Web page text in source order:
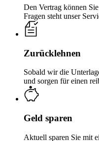
Den Vertrag können
Fragen steht unser
Zurücklehnen
Sobald wir die
und sorgen für einen
Geld sparen
Aktuell sparen Sie mit